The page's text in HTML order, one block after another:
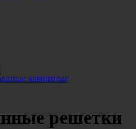
каминные
решетки